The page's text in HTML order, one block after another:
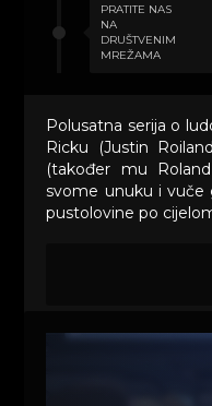
PRATITE NAS
NA
DRUŠTVENIM
MREŽAMA
Polusatna serija o
Ricku (Justin
(također mu
svome unuku i vuče
pustolovine po